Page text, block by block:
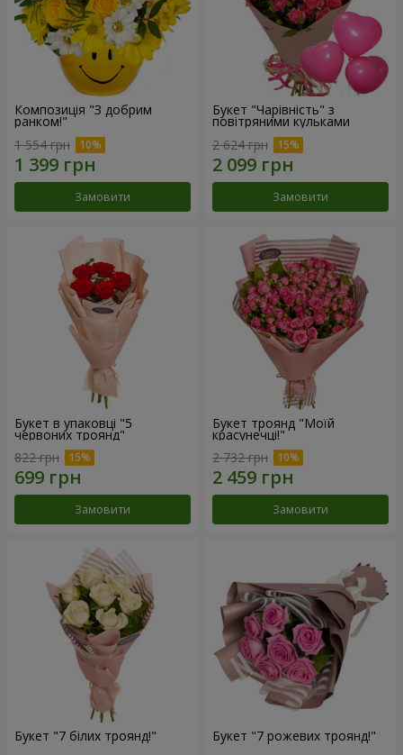
Композиція "З добрим
ранком!"
1 554 грн
Замовити
Букет "Чарівність" з
повітряними кульками
2 624 грн
Замовити
Букет в упаковці "5
червоних троянд"
822 грн
Замовити
Букет троянд "Моїй
красунечці!"
2 732 грн
Замовити
Букет "7 білих троянд!" Букет "7 рожевих троянд!"